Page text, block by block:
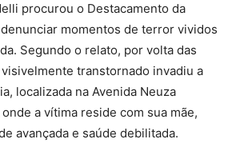
procurou o Destacamento da
momentos de terror vividos
Segundo o relato, por volta das
transtornado invadiu a
localizada na Avenida Neuza
a vítima reside com sua mãe,
avançada e saúde debilitada.